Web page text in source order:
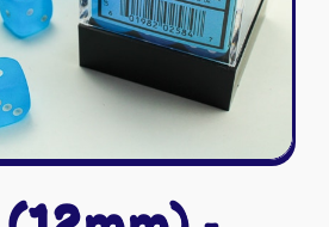
Naruto Mythos
Autres
Tapis de jeu